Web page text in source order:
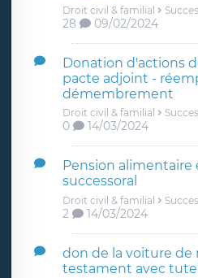
Droit civil & familial
28 09/02/2024
Donation d'actions
pacte adjoint -
démembrement
Droit civil & familial
0 14/03/2024
Pension alimentaire
successoral
Droit civil & familial
2 14/03/2024
don de la voiture de
testament avec